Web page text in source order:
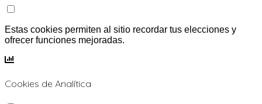
Estas cookies permiten al sitio recordar tus elecciones y
ofrecer funciones mejoradas.
Cookies de Analítica